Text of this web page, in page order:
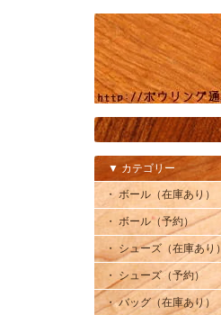
▼ カテゴリー
・ ボール（在庫あり）
・ ボール（予約）
・ シューズ（在庫あり）
・ シューズ（予約）
・ バッグ（在庫あり）